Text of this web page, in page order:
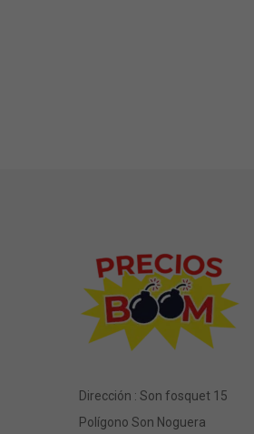
Dirección : Son fosquet 15
Polígono Son Noguera